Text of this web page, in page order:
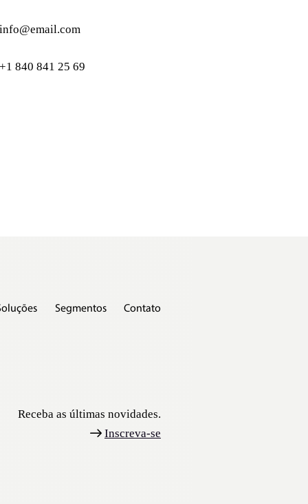
info@email.com
+1 840 841 25 69
Segmentos Contato
Receba as últimas novidades.
Inscreva-se